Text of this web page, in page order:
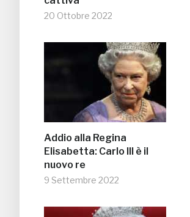
20 Ottobre 2022
Addio alla Regina
Elisabetta: Carlo III è il
nuovo re
9 Settembre 2022